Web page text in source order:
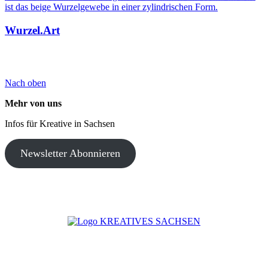
Wurzel.Art
Nach oben
Mehr von uns
Infos für Kreative in Sachsen
Newsletter Abonnieren